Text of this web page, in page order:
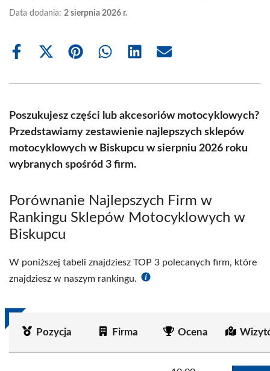
Data dodania: 2 sierpnia 2026 r.
Share
Share
(Twitter)
Share Share Share Share
Poszukujesz części lub akcesoriów motocyklowych?
Przedstawiamy zestawienie najlepszych sklepów
motocyklowych w Biskupcu w sierpniu 2026 roku
wybranych spośród 3 firm.
Porównanie Najlepszych Firm w
Rankingu Sklepów Motocyklowych w
Biskupcu
W poniższej tabeli znajdziesz TOP 3 polecanych firm, które
znajdziesz w naszym rankingu.
Pozycja Firma Ocena